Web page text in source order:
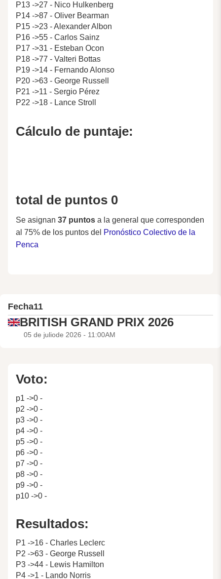
P13 ->27 - Nico Hulkenberg
P14 ->87 - Oliver Bearman
P15 ->23 - Alexander Albon
P16 ->55 - Carlos Sainz
P17 ->31 - Esteban Ocon
P18 ->77 - Valteri Bottas
P19 ->14 - Fernando Alonso
P20 ->63 - George Russell
P21 ->11 - Sergio Pérez
P22 ->18 - Lance Stroll
Cálculo de puntaje:
total de puntos 0
Se asignan 37 puntos a la general que corresponden
al 75% de los puntos del Pronóstico Colectivo de la
Penca
Fecha11
BRITISH GRAND PRIX 2026
05 de juliode 2026 - 11:00AM
Voto:
p1 ->0 -
p2 ->0 -
p3 ->0 -
p4 ->0 -
p5 ->0 -
p6 ->0 -
p7 ->0 -
p8 ->0 -
p9 ->0 -
p10 ->0 -
Resultados:
P1 ->16 - Charles Leclerc
P2 ->63 - George Russell
P3 ->44 - Lewis Hamilton
P4 ->1 - Lando Norris